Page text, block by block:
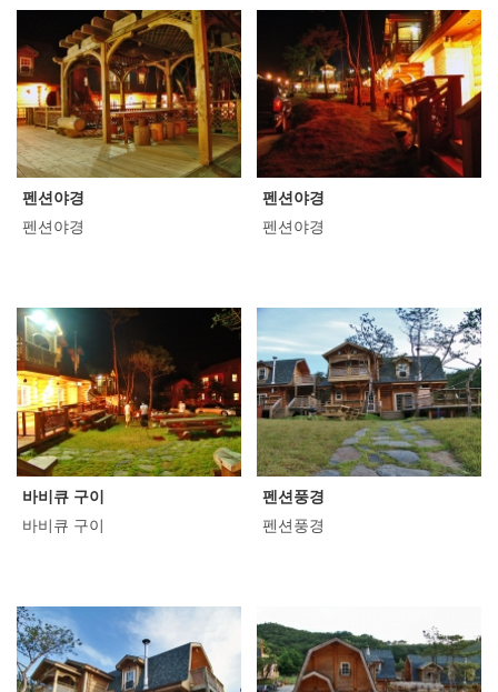
펜션야경
펜션야경
펜션야경
펜션야경
바비큐 구이
바비큐 구이
펜션풍경
펜션풍경